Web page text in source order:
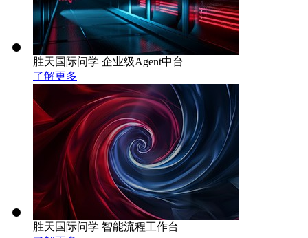
胜天国际问学 企业级Agent中台
了解更多
胜天国际问学 智能流程工作台